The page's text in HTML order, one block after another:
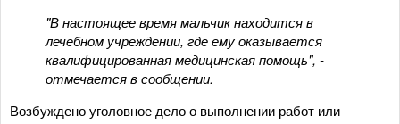
"В настоящее время мальчик находится в
лечебном учреждении, где ему оказывается
квалифицированная медицинская помощь", -
отмечается в сообщении.
Возбуждено уголовное дело о выполнении работ или